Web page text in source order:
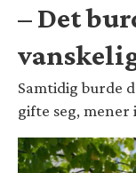
– Det
Samtidig burde
gifte seg, mener